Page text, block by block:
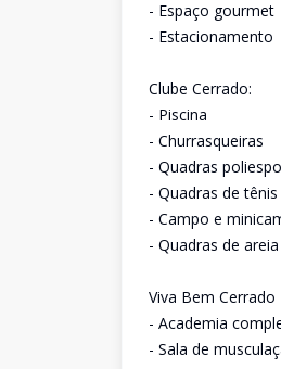
- Espaço gourmet
- Estacionamento
Clube Cerrado:
- Piscina
- Churrasqueiras
- Quadras
- Quadras de tênis
- Campo e
- Quadras de areia
Viva Bem Cerrado
- Academia
- Sala de